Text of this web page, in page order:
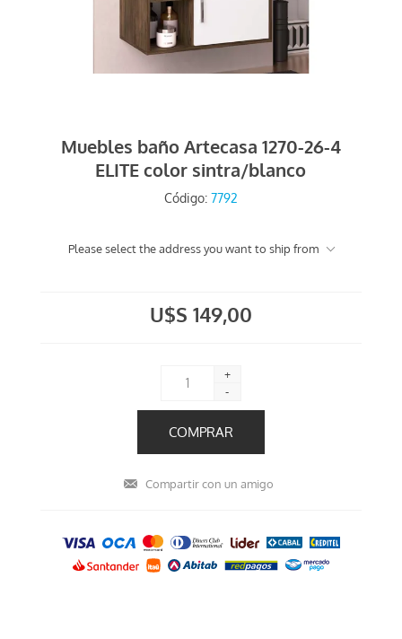
Muebles baño Artecasa 1270-26-4
ELITE color sintra/blanco
Código: 7792
Please select the address you want to ship from
U$S 149,00
+
-